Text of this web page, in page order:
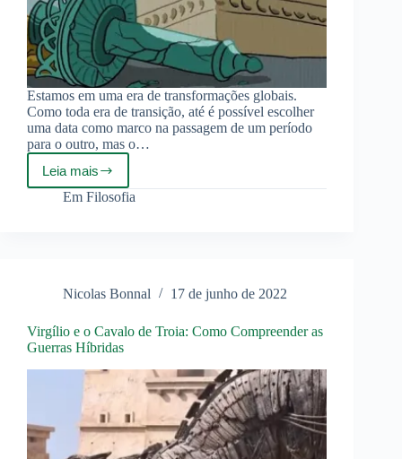
Estamos em uma era de transformações globais.
Como toda era de transição, até é possível escolher
uma data como marco na passagem de um período
para o outro, mas o…
Leia mais
O
fio
Em Filosofia
Nicolas Bonnal 17 de junho de 2022
Virgílio e o Cavalo de Troia: Como Compreender as
Guerras Híbridas